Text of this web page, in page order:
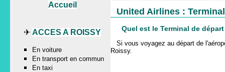
United Airlines :
Quel est le Terminal de
Si vous voyagez au départ de
Roissy.
Accueil
✈ ACCES A ROISSY
En voiture
En transport en commun
En taxi